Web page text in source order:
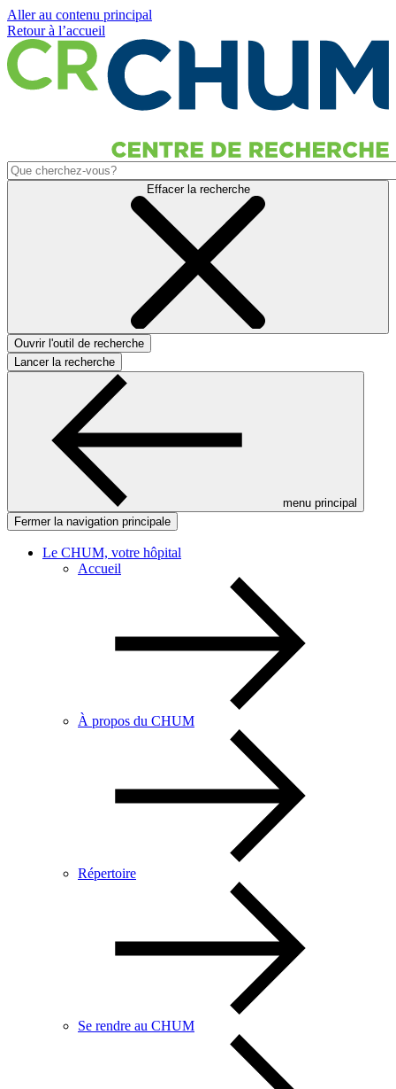
Aller au contenu principal
Retour à l’accueil
Effacer la recherche
Ouvrir l'outil de recherche
Lancer la recherche
menu principal
Fermer la navigation principale
Le CHUM, votre hôpital
Accueil
À propos du CHUM
Répertoire
Se rendre au CHUM